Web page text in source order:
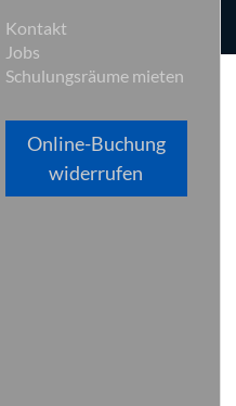
Kontakt
Jobs
Schulungsräume mieten
Online-Buchung
widerrufen